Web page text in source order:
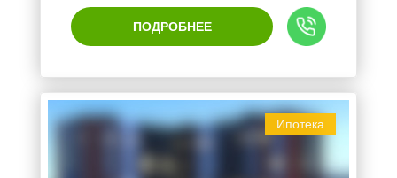
ПОДРОБНЕЕ
Ипотека